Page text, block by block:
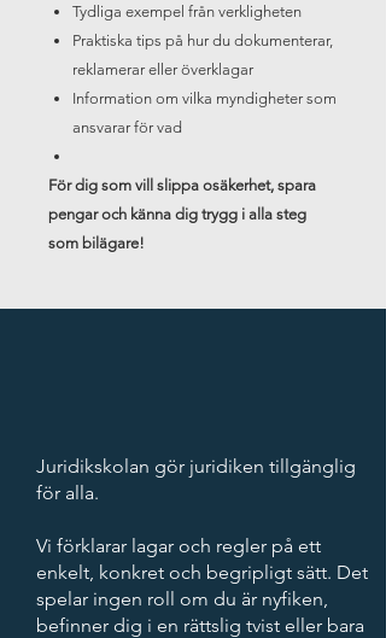
Tydliga exempel från verkligheten
Praktiska tips på hur du dokumenterar,
reklamerar eller överklagar
Information om vilka myndigheter som
ansvarar för vad
För dig som vill slippa osäkerhet, spara
pengar och känna dig trygg i alla steg
som bilägare!
Juridikskolan gör juridiken tillgänglig
för alla.
Vi förklarar lagar och regler på ett
enkelt, konkret och begripligt sätt. Det
spelar ingen roll om du är nyfiken,
befinner dig i en rättslig tvist eller bara